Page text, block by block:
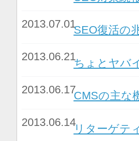
2013.07.01SEO復活の
2013.06.21ちょとヤバ
2013.06.17CMSの主な
2013.06.14リターゲテ